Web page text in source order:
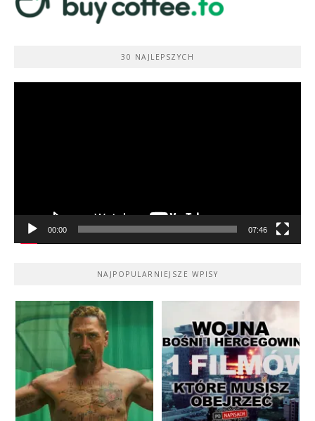
30 NAJLEPSZYCH
00:00 07:46
NAJPOPULARNIEJSZE WPISY